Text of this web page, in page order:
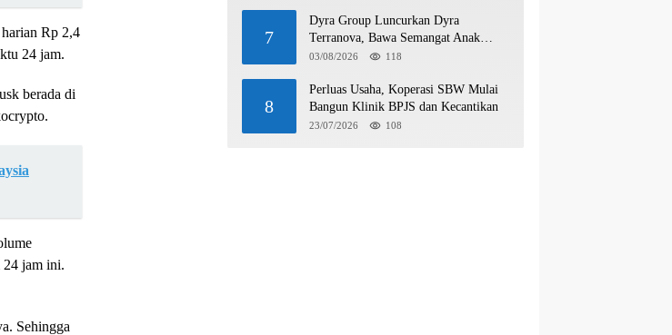
Rp 2,4
24 jam.
berada di
24 jam ini.
Sehingga
7
Dyra Group Luncurkan Dyra
Terranova, Bawa Semangat Anak
Muda Bangun Masa Depan Properti
03/08/2026 118
8
Perluas Usaha, Koperasi SBW Mulai
Bangun Klinik BPJS dan Kecantikan
23/07/2026 108